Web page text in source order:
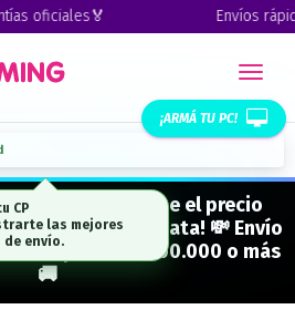
oficiales🏅 Envíos
¡ARMÁ TU PC!
"EN STOCK" tiene el precio
entrega inmediata! 💸 Envío
compras de $500.000 o más
🚚
CP
las mejores
de envío.